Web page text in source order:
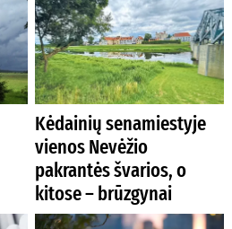
Kėdainių senamiestyje
vienos Nevėžio
pakrantės švarios, o
kitose – brūzgynai